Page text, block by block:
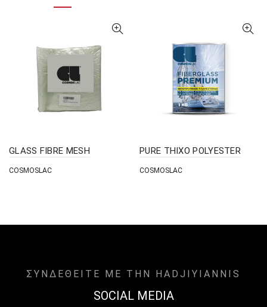
GLASS FIBRE MESH
COSMOSLAC
PURE THIXO POLYESTER
COSMOSLAC
ΣΥΝΔΕΘΕΙΤΕ ΜΕ ΤΗΝ HADJIYIANNIS
SOCIAL MEDIA